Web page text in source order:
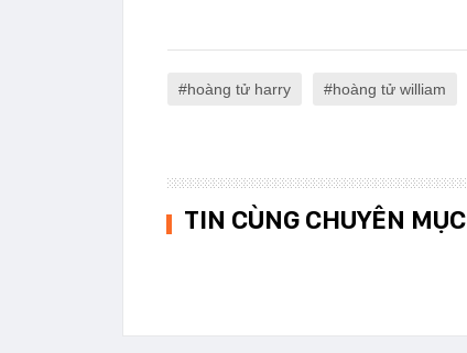
hoàng tử harry hoàng tử william
TIN CÙNG CHUYÊN MỤC